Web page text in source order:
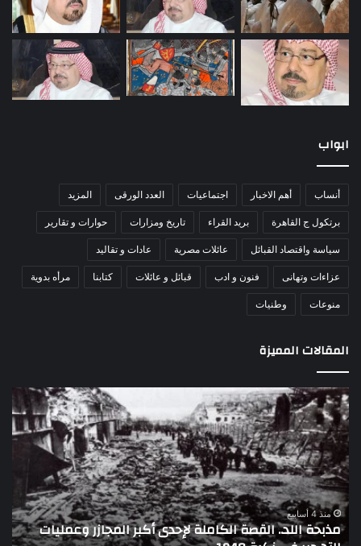
ابواب
أنساب أهم الاخبار اجتماعيات العدد الورقى المزيد
برتكول ج القاهرة بريد القراء تاريخ ومزارات حوارات و تقارير
سياسة واقتصاد القبائل عائلات مصرية عادات و تقاليد
عزاءات وتهانى فنون و ادب قبائل و عائلات كتابنا مرأه بدوية
منوعات وطنيات
المقالات المميزة
مذبحة
اللد..
القصة
الكاملة
لإحدى
أكبر
المجازر
وعمليات
التهجير
منذ 4 أسابيع
مذبحة اللد.. القصة الكاملة لإحدى أكبر المجازر وعمليات
–
3